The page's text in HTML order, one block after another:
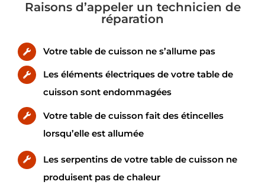
Raisons d’appeler un technicien de
réparation
Votre table de cuisson ne s’allume pas
Les éléments électriques de votre table de
cuisson sont endommagées
Votre table de cuisson fait des étincelles
lorsqu’elle est allumée
Les serpentins de votre table de cuisson ne
produisent pas de chaleur